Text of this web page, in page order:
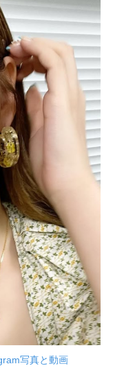
写真と動画